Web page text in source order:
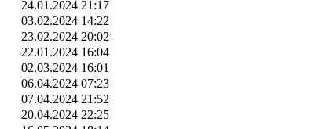
24.01.2024 21:17
03.02.2024 14:22
23.02.2024 20:02
22.01.2024 16:04
02.03.2024 16:01
06.04.2024 07:23
07.04.2024 21:52
20.04.2024 22:25